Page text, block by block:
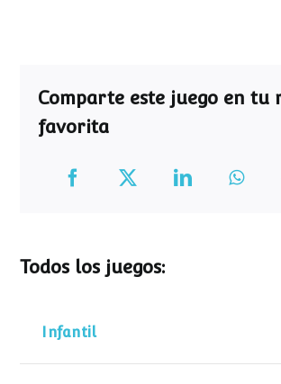
Comparte este juego en tu
favorita
Todos los juegos:
Infantil